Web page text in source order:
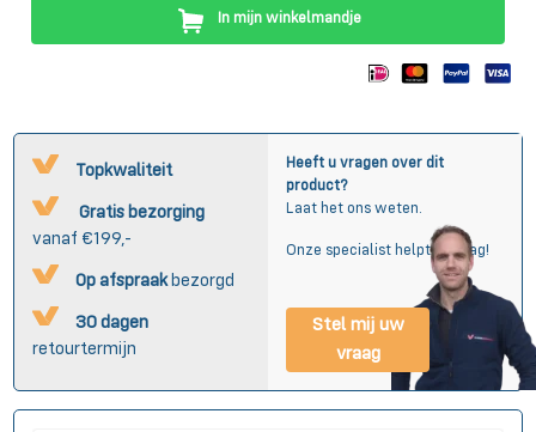
In mijn winkelmandje
Topkwaliteit
Gratis bezorging
vanaf €199,-
Op afspraak bezorgd
30 dagen
retourtermijn
Heeft u vragen over dit
product?
Laat het ons weten.
Onze specialist helpt u graag!
Stel mij uw
vraag